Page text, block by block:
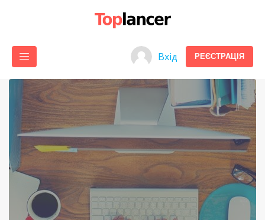
Вхід РЕЄСТРАЦІЯ